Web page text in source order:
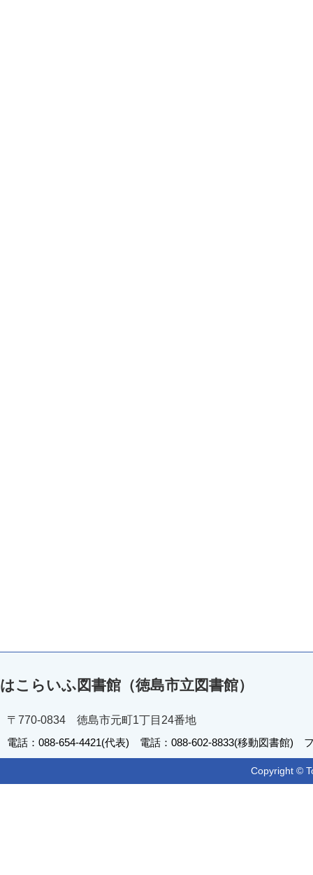
はこらいふ図書館（徳島市立図書館）
〒770-0834 徳島市元町1丁目24番地
電話：088-654-4421(代表) 電話：088-602-8833(移動図書館)
Copyright ©